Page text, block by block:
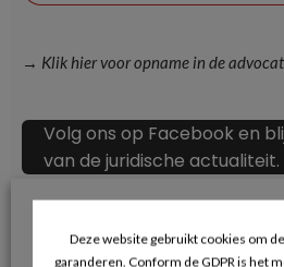
→ Klik hier voor opname in de
Volg ons op Facebook en
van de juridische actualiteit.
Deze website gebruikt cookies om
garanderen. Conform de GDPR is het